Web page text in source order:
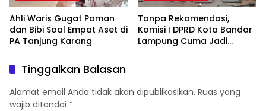
Ahli Waris Gugat Paman
dan Bibi Soal Empat Aset di
PA Tanjung Karang
Tanpa Rekomendasi,
Komisi I DPRD Kota Bandar
Lampung Cuma Jadi
Tinggalkan Balasan
Alamat email Anda tidak akan dipublikasikan. Ruas yang
wajib ditandai *